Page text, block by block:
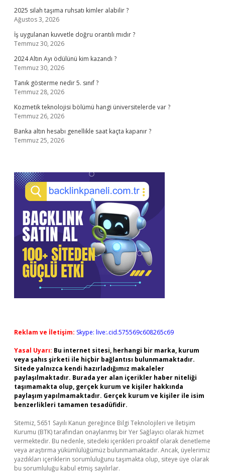
2025 silah taşıma ruhsatı kimler alabilir ?
Ağustos 3, 2026
İş uygulanan kuvvetle doğru orantılı mıdır ?
Temmuz 30, 2026
2024 Altın Ayı ödülünü kim kazandı ?
Temmuz 30, 2026
Tanık gösterme nedir 5. sınıf ?
Temmuz 28, 2026
Kozmetik teknolojisi bölümü hangi üniversitelerde var ?
Temmuz 26, 2026
Banka altın hesabı genellikle saat kaçta kapanır ?
Temmuz 25, 2026
Reklam ve İletişim: Skype: live:.cid.575569c608265c69
Yasal Uyarı: Bu internet sitesi, herhangi bir marka, kurum
veya şahıs şirketi ile hiçbir bağlantısı bulunmamaktadır.
Sitede yalnızca kendi hazırladığımız makaleler
paylaşılmaktadır. Burada yer alan içerikler haber niteliği
taşımamakta olup, gerçek kurum ve kişiler hakkında
paylaşım yapılmamaktadır. Gerçek kurum ve kişiler ile isim
benzerlikleri tamamen tesadüfidir.
Sitemiz, 5651 Sayılı Kanun gereğince Bilgi Teknolojileri ve İletişim
Kurumu (BTK) tarafından onaylanmış bir Yer Sağlayıcı olarak hizmet
vermektedir. Bu nedenle, sitedeki içerikleri proaktif olarak denetleme
veya araştırma yükümlülüğümüz bulunmamaktadır. Ancak, üyelerimiz
yazdıkları içeriklerin sorumluluğunu taşımakta olup, siteye üye olarak
bu sorumluluğu kabul etmiş sayılırlar.